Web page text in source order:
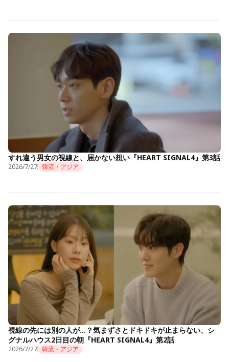
すれ違う男女の視線と、届かない想い『HEART SIGNAL4』第3話
2026/7/27 韓流・アジア
視線の先には別の人が…？気まずさとドキドキが止まらない、シ
グナルハウス2日目の朝『HEART SIGNAL4』第2話
2026/7/27 韓流・アジア